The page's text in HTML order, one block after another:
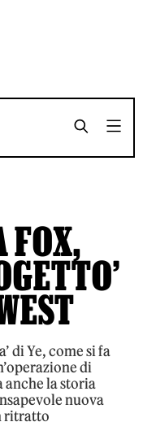
FOX,
di Ye, come si fa
di
anche la storia
nuova
ritratto